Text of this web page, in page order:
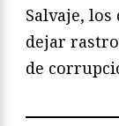
Salvaje,
dejar
de